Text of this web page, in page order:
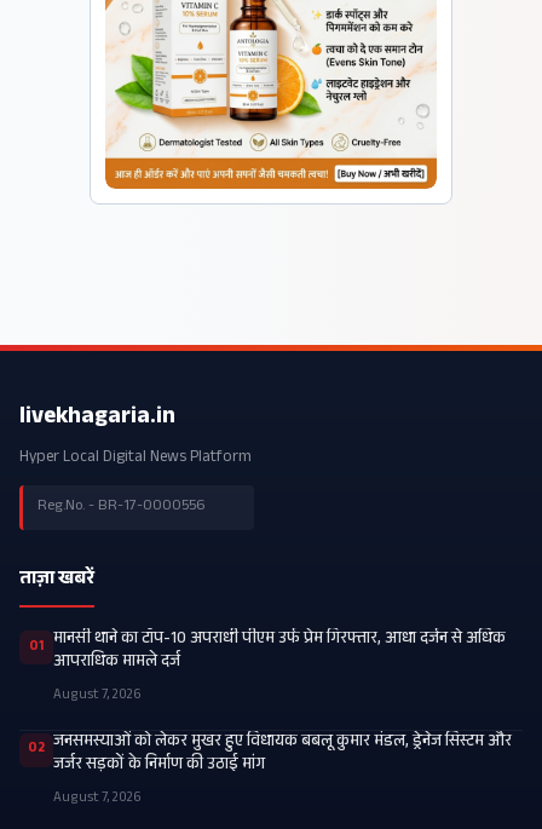
livekhagaria.in
Hyper Local Digital News Platform
Reg.No. - BR-17-0000556
ताज़ा खबरें
01 मानसी थाने का टॉप-10 अपराधी पीएम उर्फ प्रेम गिरफ्तार, आधा दर्जन से अधिक
आपराधिक मामले दर्ज
August 7, 2026
02 जनसमस्याओं को लेकर मुखर हुए विधायक बबलू कुमार मंडल, ड्रेनेज सिस्टम और
जर्जर सड़कों के निर्माण की उठाई मांग
August 7, 2026